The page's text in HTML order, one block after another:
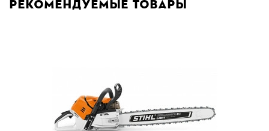
Рекомендуемые товары